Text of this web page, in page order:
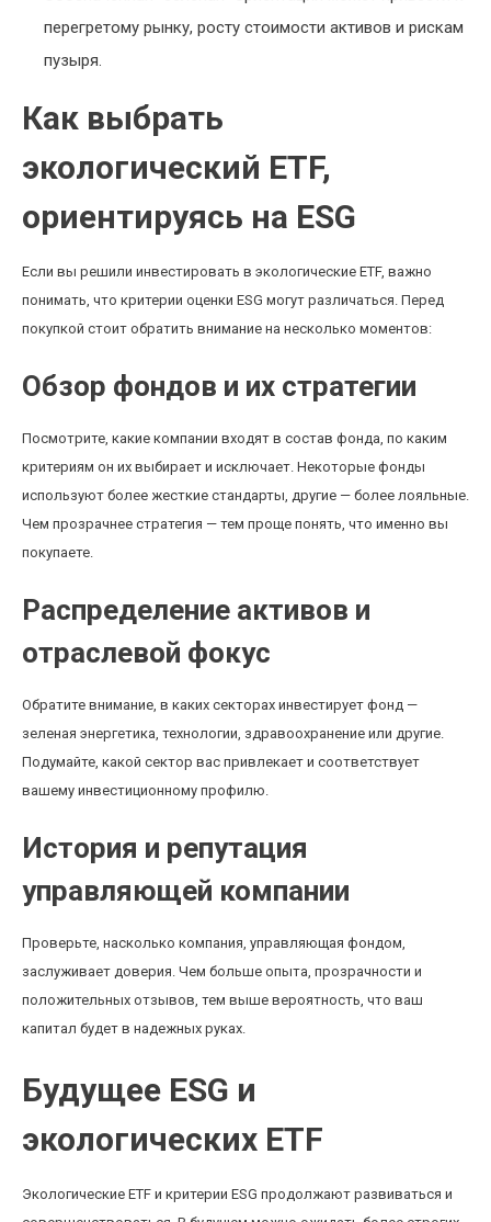
перегретому рынку, росту стоимости активов и рискам
пузыря.
Как выбрать
экологический ETF,
ориентируясь на ESG
Если вы решили инвестировать в экологические ETF, важно
понимать, что критерии оценки ESG могут различаться. Перед
покупкой стоит обратить внимание на несколько моментов:
Обзор фондов и их стратегии
Посмотрите, какие компании входят в состав фонда, по каким
критериям он их выбирает и исключает. Некоторые фонды
используют более жесткие стандарты, другие — более лояльные.
Чем прозрачнее стратегия — тем проще понять, что именно вы
покупаете.
Распределение активов и
отраслевой фокус
Обратите внимание, в каких секторах инвестирует фонд —
зеленая энергетика, технологии, здравоохранение или другие.
Подумайте, какой сектор вас привлекает и соответствует
вашему инвестиционному профилю.
История и репутация
управляющей компании
Проверьте, насколько компания, управляющая фондом,
заслуживает доверия. Чем больше опыта, прозрачности и
положительных отзывов, тем выше вероятность, что ваш
капитал будет в надежных руках.
Будущее ESG и
экологических ETF
Экологические ETF и критерии ESG продолжают развиваться и